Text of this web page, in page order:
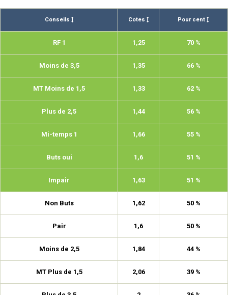
Conseils Cotes Pour cent
RF 1 1,25 70 %
Moins de 3,5 1,35 66 %
MT Moins de 1,5 1,33 62 %
Plus de 2,5 1,44 56 %
Mi-temps 1 1,66 55 %
Buts oui 1,6 51 %
Impair 1,63 51 %
Non Buts 1,62 50 %
Pair 1,6 50 %
Moins de 2,5 1,84 44 %
MT Plus de 1,5 2,06 39 %